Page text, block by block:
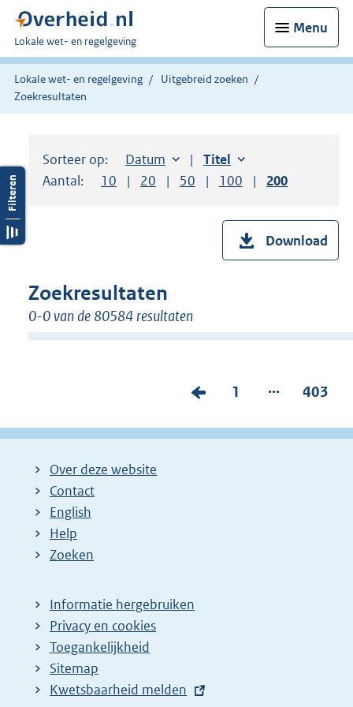
Menu
U
bent
hier:
Lokale wet- en regelgeving
Lokale wet- en regelgeving
Uitgebreid zoeken
Zoekresultaten
Sorteer op: Sorteer op:
Datum aflopendSorteer op:
Titel oplopend
Aantal:
Toon
10 resultaten per pagina
Toon
20 resultaten per pagina
Toon
50 resultaten per pagina
Toon
100 resultaten per
Toon
200
Download
Zoekresultaten
0-0 van de 80584 resultaten
V
r
o
P
g
1 ...
P
g
403
Over deze website
Contact
English
Help
Zoeken
Informatie hergebruiken
Privacy en cookies
Toegankelijkheid
Sitemap
E
Kwetsbaarheid melden